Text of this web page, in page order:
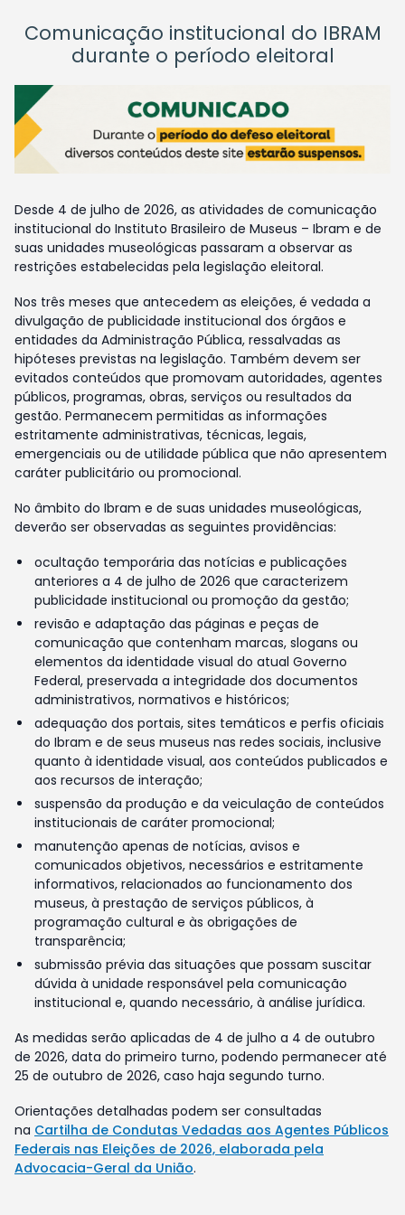
Comunicação institucional do IBRAM
durante o período eleitoral
Desde 4 de julho de 2026, as atividades de comunicação
institucional do Instituto Brasileiro de Museus – Ibram e de
suas unidades museológicas passaram a observar as
restrições estabelecidas pela legislação eleitoral.
Nos três meses que antecedem as eleições, é vedada a
divulgação de publicidade institucional dos órgãos e
entidades da Administração Pública, ressalvadas as
hipóteses previstas na legislação. Também devem ser
evitados conteúdos que promovam autoridades, agentes
públicos, programas, obras, serviços ou resultados da
gestão. Permanecem permitidas as informações
estritamente administrativas, técnicas, legais,
emergenciais ou de utilidade pública que não apresentem
caráter publicitário ou promocional.
No âmbito do Ibram e de suas unidades museológicas,
deverão ser observadas as seguintes providências:
ocultação temporária das notícias e publicações
anteriores a 4 de julho de 2026 que caracterizem
publicidade institucional ou promoção da gestão;
revisão e adaptação das páginas e peças de
comunicação que contenham marcas, slogans ou
elementos da identidade visual do atual Governo
Federal, preservada a integridade dos documentos
administrativos, normativos e históricos;
adequação dos portais, sites temáticos e perfis oficiais
do Ibram e de seus museus nas redes sociais, inclusive
quanto à identidade visual, aos conteúdos publicados e
aos recursos de interação;
suspensão da produção e da veiculação de conteúdos
institucionais de caráter promocional;
manutenção apenas de notícias, avisos e
comunicados objetivos, necessários e estritamente
informativos, relacionados ao funcionamento dos
museus, à prestação de serviços públicos, à
programação cultural e às obrigações de
transparência;
submissão prévia das situações que possam suscitar
dúvida à unidade responsável pela comunicação
institucional e, quando necessário, à análise jurídica.
As medidas serão aplicadas de 4 de julho a 4 de outubro
de 2026, data do primeiro turno, podendo permanecer até
25 de outubro de 2026, caso haja segundo turno.
Orientações detalhadas podem ser consultadas
na Cartilha de Condutas Vedadas aos Agentes Públicos
Federais nas Eleições de 2026, elaborada pela
Advocacia-Geral da União.